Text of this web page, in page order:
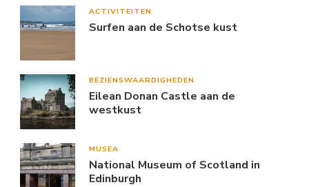
ACTIVITEITEN
Surfen aan de Schotse kust
BEZIENSWAARDIGHEDEN
Eilean Donan Castle aan de
westkust
MUSEA
National Museum of Scotland in
Edinburgh